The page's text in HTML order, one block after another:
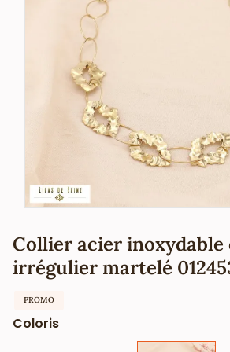
Collier acier inoxydable
irrégulier martelé
PROMO
Coloris